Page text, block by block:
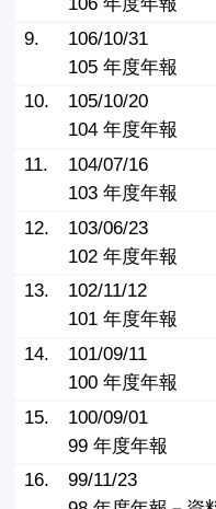
9.
106/10/31
105 年度年報
10.
105/10/20
104 年度年報
11.
104/07/16
103 年度年報
12.
103/06/23
102 年度年報
13.
102/11/12
101 年度年報
14.
101/09/11
100 年度年報
15.
100/09/01
99 年度年報
16.
99/11/23